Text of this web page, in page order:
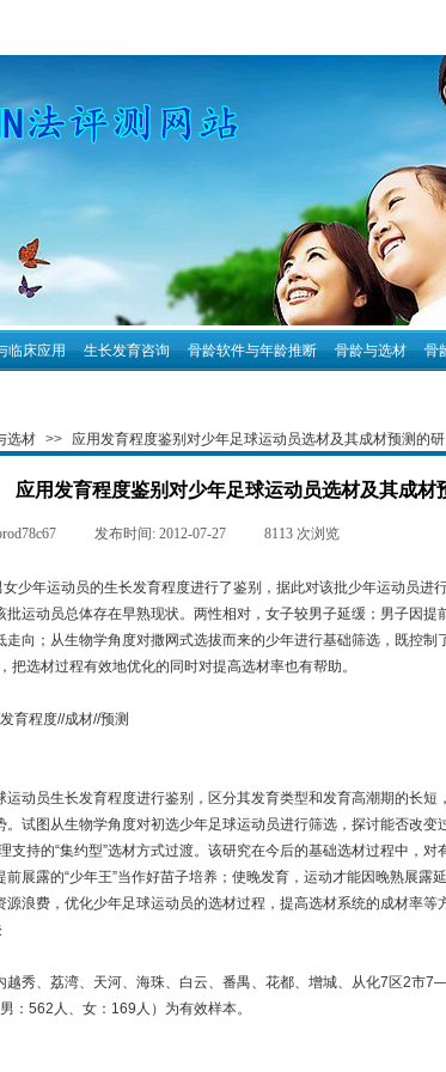
临床应用 生长发育咨询 骨龄软件与年龄推断 骨龄与选材 骨
选材 >> 应用发育程度鉴别对少年足球运动员选材及其成材预测的
应用发育程度鉴别对少年足球运动员选材及其成材
发布时间: 2012-07-27 8113 次浏览
女少年运动员的生长发育程度进行了鉴别，据此对该批少年运动员进
批运动员总体存在早熟现状。两性相对，女子较男子延缓；男子因提
走向；从生物学角度对撒网式选拔而来的少年进行基础筛选，既控制
把选材过程有效地优化的同时对提高选材率也有帮助。
育程度//成材//预测
运动员生长发育程度进行鉴别，区分其发育类型和发育高潮期的长短
试图从生物学角度对初选少年足球运动员进行筛选，探讨能否改变
支持的“集约型”选材方式过渡。该研究在今后的基础选材过程中，
展露的“少年王”当作好苗子培养；使晚发育，运动才能因晚熟展露
浪费，优化少年足球运动员的选材过程，提高选材系统的成材率等
越秀、荔湾、天河、海珠、白云、番禺、花都、增城、从化7区2市
：562人、女：169人）为有效样本。